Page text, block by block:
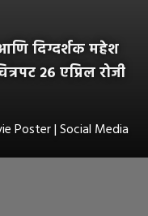
आणि दिग्दर्शक महेश
२६ एप्रिल रोजी
Poster | Social Media